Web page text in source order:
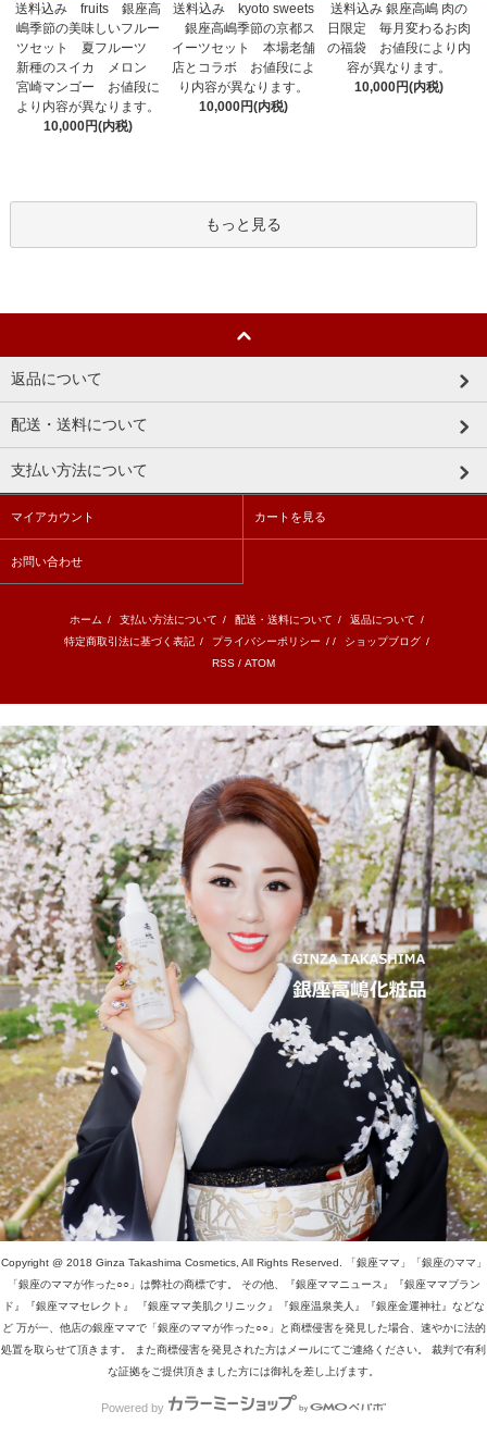
送料込み fruits 銀座高
嶋季節の美味しいフルー
ツセット 夏フルーツ
新種のスイカ メロン
宮崎マンゴー お値段に
より内容が異なります。
10,000円(内税)
送料込み kyoto sweets
銀座高嶋季節の京都ス
イーツセット 本場老舗
店とコラボ お値段によ
り内容が異なります。
10,000円(内税)
送料込み 銀座高嶋 肉の
日限定 毎月変わるお肉
の福袋 お値段により内
容が異なります。
10,000円(内税)
もっと見る
返品について
配送・送料について
支払い方法について
マイアカウント カートを見る
お問い合わせ
ホーム / 支払い方法について / 配送・送料について / 返品について /
特定商取引法に基づく表記 / プライバシーポリシー / / ショップブログ /
RSS / ATOM
Copyright @ 2018 Ginza Takashima Cosmetics, All Rights Reserved. 「銀座ママ」「銀座のママ」
「銀座のママが作った○○」は弊社の商標です。 その他、『銀座ママニュース』『銀座ママブラン
ド』『銀座ママセレクト』 『銀座ママ美肌クリニック』『銀座温泉美人』『銀座金運神社』などな
ど 万が一、他店の銀座ママで「銀座のママが作った○○」と商標侵害を発見した場合、速やかに法的
処置を取らせて頂きます。 また商標侵害を発見された方はメールにてご連絡ください。 裁判で有利
な証拠をご提供頂きました方には御礼を差し上げます。
Powered by